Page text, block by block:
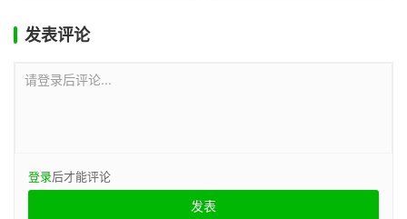
发表评论
请登录后评论...
登录后才能评论